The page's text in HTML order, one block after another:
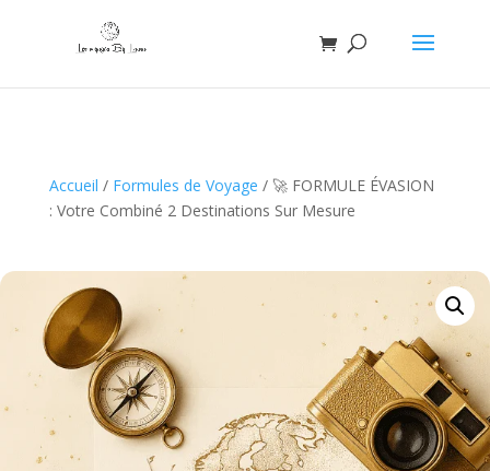
Accueil / Formules de Voyage / 🚀 FORMULE ÉVASION
: Votre Combiné 2 Destinations Sur Mesure